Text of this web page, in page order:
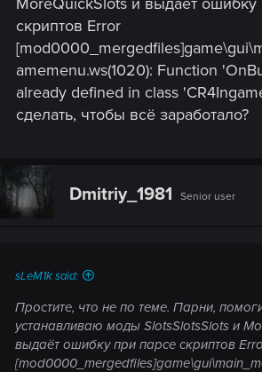
скриптов Error
amemenu.ws(1020): Function
already defined in class
сделать, чтобы всё заработало?
Dmitriy_1981 Senior user
sLeM1k said:
Простите, что не по теме. Парни,
устанавливаю моды SlotsSlotsSlots и
выдаёт ошибку при парсе скриптов